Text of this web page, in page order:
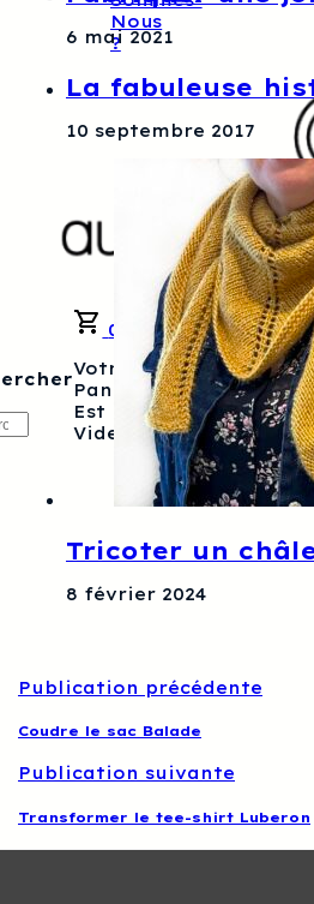
Nous
?
0
Votre
Panier
Est
Vide.
6 mai 2021
La fabuleuse
10 septembre 2017
Tricoter un
8 février 2024
Publication précédente
Coudre le sac Balade
Publication suivante
Transformer le tee-shirt Luberon